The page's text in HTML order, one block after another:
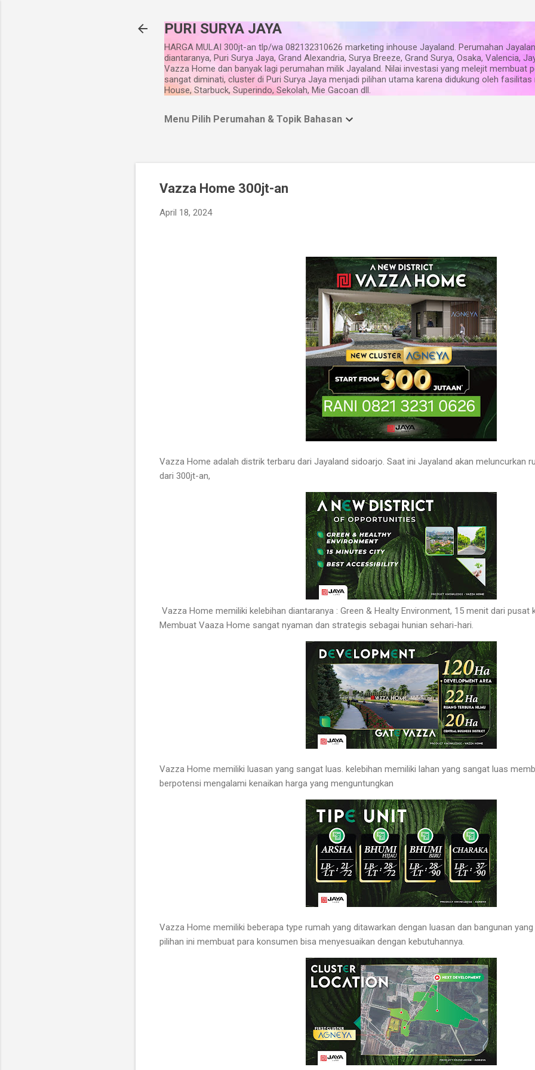
PURI SURYA JAYA
HARGA MULAI 300jt-an tlp/wa 082132310626 marketing inhouse Jayaland. Perumahan
diantaranya, Puri Surya Jaya, Grand Alexandria, Surya Breeze, Grand Surya, Osaka, Valencia,
Vazza Home dan banyak lagi perumahan milik Jayaland. Nilai investasi yang melejit membuat
sangat diminati, cluster di Puri Surya Jaya menjadi pilihan utama karena didukung oleh
House, Starbuck, Superindo, Sekolah, Mie Gacoan dll.
Menu Pilih Perumahan & Topik Bahasan
Vazza Home 300jt-an
April 18, 2024
Vazza Home adalah distrik terbaru dari Jayaland sidoarjo. Saat ini Jayaland akan meluncurkan
dari 300jt-an,
Vazza Home memiliki kelebihan diantaranya : Green & Healty Environment, 15 menit dari pusat
Membuat Vaaza Home sangat nyaman dan strategis sebagai hunian sehari-hari.
Vazza Home memiliki luasan yang sangat luas. kelebihan memiliki lahan yang sangat luas
berpotensi mengalami kenaikan harga yang menguntungkan
Vazza Home memiliki beberapa type rumah yang ditawarkan dengan luasan dan bangunan yang
pilihan ini membuat para konsumen bisa menyesuaikan dengan kebutuhannya.